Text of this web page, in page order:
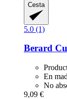
Cesta
5.0 (1)
Berard
En
No
9,09 €